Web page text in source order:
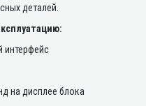
деталей.
интерфейс
на дисплее блока